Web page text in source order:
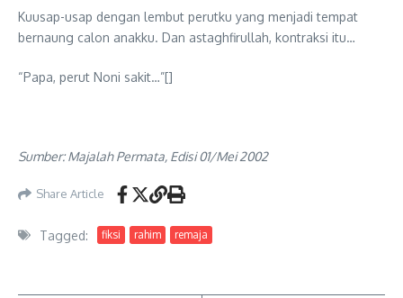
Kuusap-usap dengan lembut perutku yang menjadi tempat
bernaung calon anakku. Dan astaghfirullah, kontraksi itu…
“Papa, perut Noni sakit…”[]
Sumber: Majalah Permata, Edisi 01/Mei 2002
Share Article
Tagged: fiksi rahim remaja